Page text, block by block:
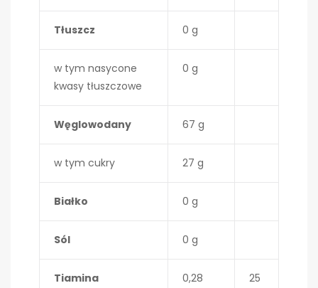
Tłuszcz 0 g
w tym nasycone
kwasy tłuszczowe
0 g
Węglowodany 67 g
w tym cukry 27 g
Białko 0 g
Sól 0 g
Tiamina
0,28
25